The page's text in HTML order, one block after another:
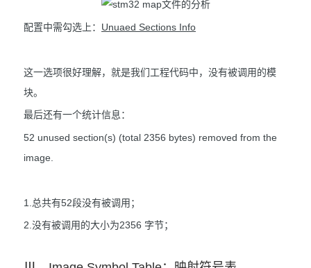
配置中需勾选上： Unuaed Sections Info
这一选项很好理解，就是我们工程代码中，没有被调用的模
块。
最后还有一个统计信息：
52 unused section(s) (total 2356 bytes) removed from the
image.
1.总共有52段没有被调用；
2.没有被调用的大小为2356 字节；